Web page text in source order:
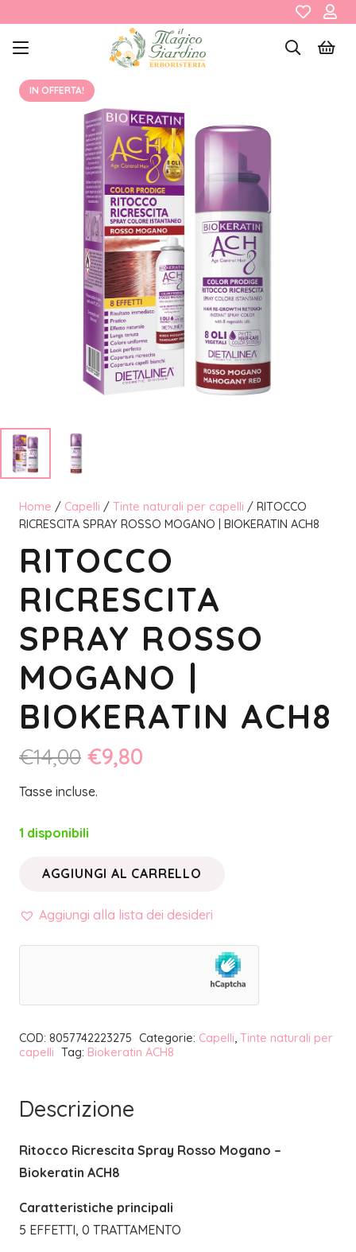
IN OFFERTA!
Home / Capelli / Tinte naturali per capelli / RITOCCO
RICRESCITA SPRAY ROSSO MOGANO | BIOKERATIN ACH8
RITOCCO
RICRESCITA
SPRAY ROSSO
MOGANO |
BIOKERATIN ACH8
€14,00 Il
originale
era:
€14,00.
€9,80
Tasse incluse.
1 disponibili
RICRESCITA
ROSSO
ACH8
quantità
AGGIUNGI AL CARRELLO
Aggiungi alla lista dei desideri
COD: 8057742223275 Categorie: Capelli, Tinte naturali per
capelli Tag: Biokeratin ACH8
Descrizione
Ritocco Ricrescita Spray Rosso Mogano –
Biokeratin ACH8
Caratteristiche principali
5 EFFETTI, 0 TRATTAMENTO